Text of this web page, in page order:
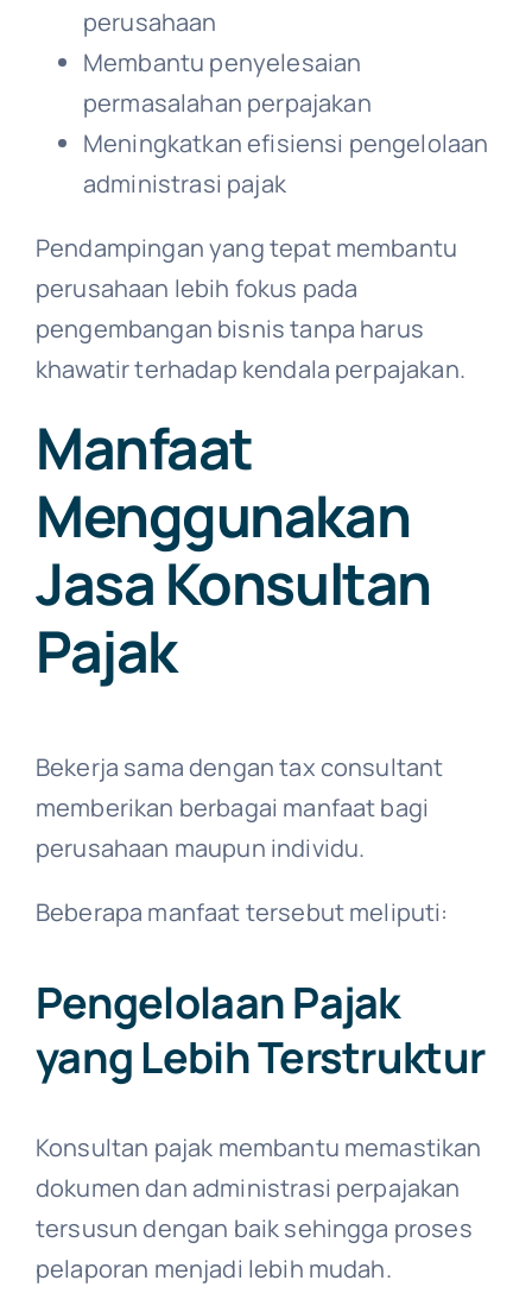
perusahaan
Membantu penyelesaian
permasalahan perpajakan
Meningkatkan efisiensi pengelolaan
administrasi pajak
Pendampingan yang tepat membantu
perusahaan lebih fokus pada
pengembangan bisnis tanpa harus
khawatir terhadap kendala perpajakan.
Manfaat
Menggunakan
Jasa Konsultan
Pajak
Bekerja sama dengan tax consultant
memberikan berbagai manfaat bagi
perusahaan maupun individu.
Beberapa manfaat tersebut meliputi:
Pengelolaan Pajak
yang Lebih Terstruktur
Konsultan pajak membantu memastikan
dokumen dan administrasi perpajakan
tersusun dengan baik sehingga proses
pelaporan menjadi lebih mudah.